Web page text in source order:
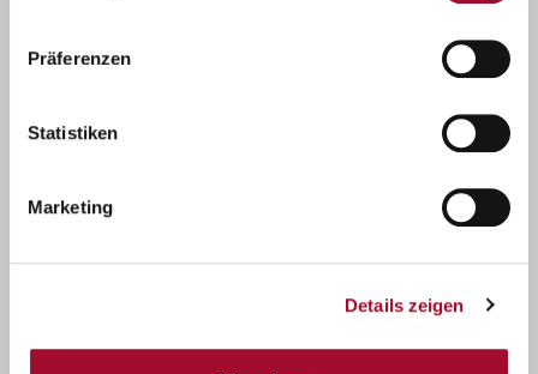
Präferenzen
Statistiken
Marketing
Details zeigen
Pasten und hochwertige Aromen